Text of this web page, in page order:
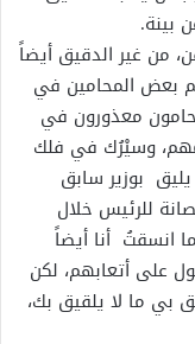
بينة.
من غير الدقيق أيضاً
بعض المحامين في
المحامون معذورون في
وسيْرُك في فلك
بوزير سابق
للرئيس خلال
انسقتُ أنا أيضاً
على أتعابهم، لكن
بي ما لا يلقيق بك،